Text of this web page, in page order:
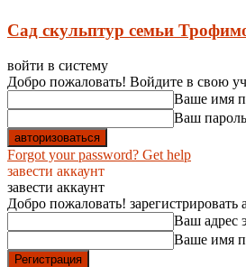
Сад скульптур семьи
войти в систему
Добро пожаловать! Войдите в свою
Ваше имя
Ваш пароль
Forgot your password? Get help
завести аккаунт
завести аккаунт
Добро пожаловать! зарегистрировать
Ваш адрес
Ваше имя